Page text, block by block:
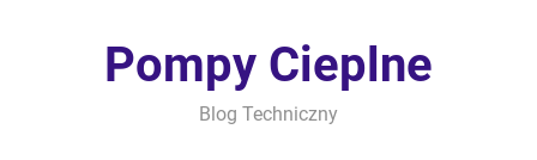
Pompy Cieplne
Blog Techniczny